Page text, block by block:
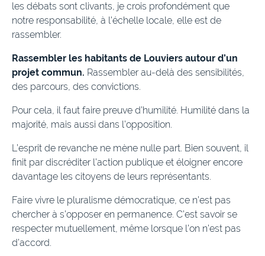
les débats sont clivants, je crois profondément que
notre responsabilité, à l’échelle locale, elle est de
rassembler.
Rassembler les habitants de Louviers autour d’un
projet commun. Rassembler au-delà des sensibilités,
des parcours, des convictions.
Pour cela, il faut faire preuve d’humilité. Humilité dans la
majorité, mais aussi dans l’opposition.
L’esprit de revanche ne mène nulle part. Bien souvent, il
finit par discréditer l’action publique et éloigner encore
davantage les citoyens de leurs représentants.
Faire vivre le pluralisme démocratique, ce n’est pas
chercher à s’opposer en permanence. C’est savoir se
respecter mutuellement, même lorsque l’on n’est pas
d’accord.